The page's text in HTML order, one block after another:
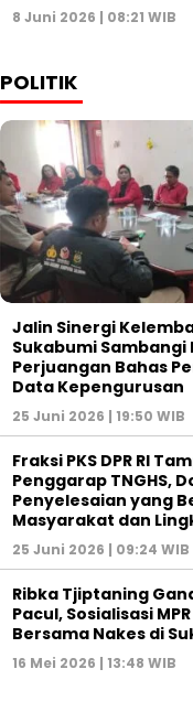
8 Juni 2026 | 08:21 WIB
POLITIK
Jalin Sinergi
Sukabumi Sambangi
Perjuangan Bahas
Data Kepengurusan
25 Juni 2026 | 19:50 WIB
‎Fraksi PKS DPR RI
Penggarap TNGHS,
Penyelesaian yang
Masyarakat dan
25 Juni 2026 | 09:24 WIB
Ribka Tjiptaning
Pacul, Sosialisasi
Bersama Nakes di
16 Mei 2026 | 13:48 WIB